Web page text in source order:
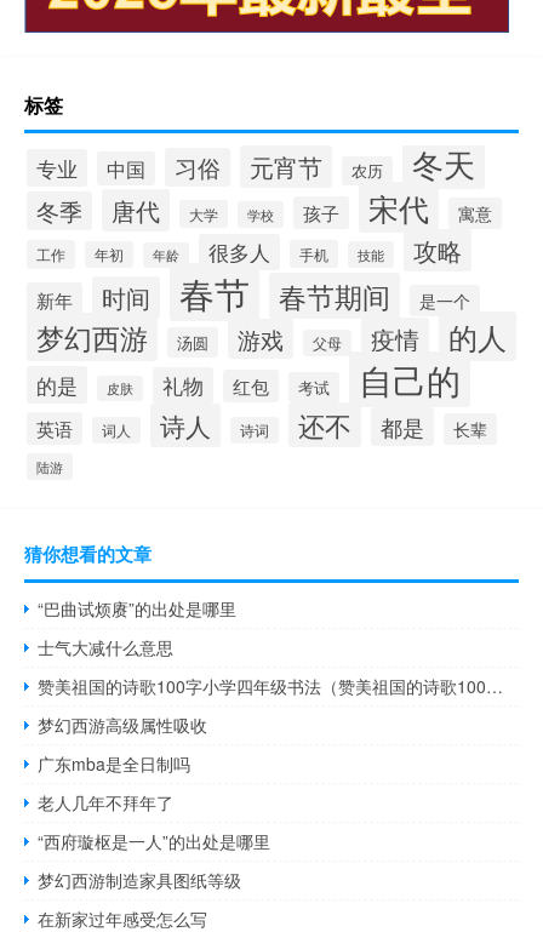
标签
专业 中国 习俗 元宵节 农历 冬天
冬季 唐代 大学 学校 孩子 宋代 寓意
工作 年初 年龄 很多人 手机 技能 攻略
新年 时间 春节 春节期间 是一个
梦幻西游 汤圆 游戏 父母 疫情 的人
的是 皮肤 礼物 红包 考试 自己的
英语 词人 诗人 诗词 还不 都是 长辈
陆游
猜你想看的文章
“巴曲试烦赓”的出处是哪里
士气大减什么意思
赞美祖国的诗歌100字小学四年级书法（赞美祖国的诗歌100字）
梦幻西游高级属性吸收
广东mba是全日制吗
老人几年不拜年了
“西府璇枢是一人”的出处是哪里
梦幻西游制造家具图纸等级
在新家过年感受怎么写